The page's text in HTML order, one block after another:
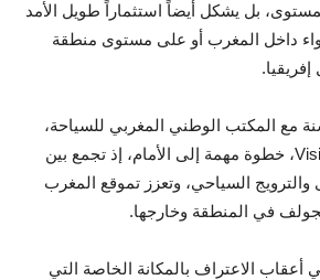
بل يشكل أيضاً استثماراً طويل الأمد
داخل المغرب أو على مستوى منطقة
مع المكتب الوطني المغربي للسياحة،
تحت علامة Visit Morocco، خطوة مهمة إلى الأمام، إذ تجمع بين
والترويج السياحي، وتعزز تموقع المغرب
في المنطقة وخارجها.
أعقاب الاعتراف بالمكانة الخاصة التي